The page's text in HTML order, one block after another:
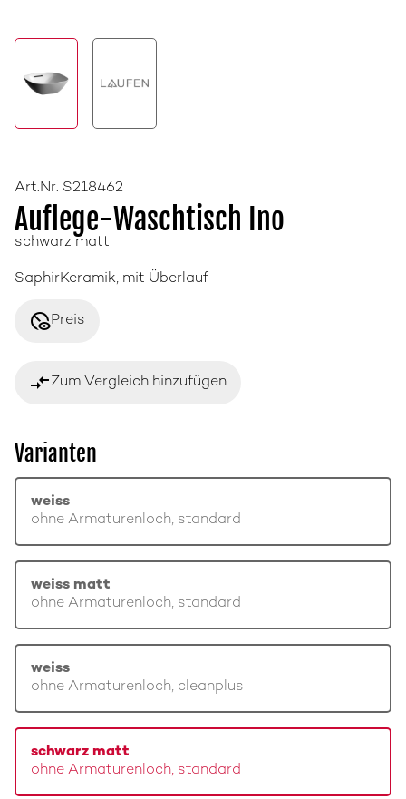
Art.Nr. S218462
Auflege-Waschtisch Ino
schwarz matt
SaphirKeramik, mit Überlauf
disabled_visiblePreis
compare_arrowsZum Vergleich hinzufügen
Varianten
weiss
ohne Armaturenloch, standard
weiss matt
ohne Armaturenloch, standard
weiss
ohne Armaturenloch, cleanplus
schwarz matt
ohne Armaturenloch, standard